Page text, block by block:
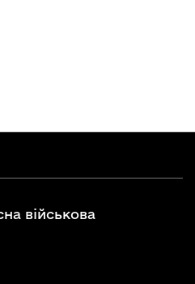
військова